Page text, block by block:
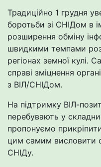
Традиційно 1 грудня
боротьби зі СНІДом в
розширення обміну
швидкими темпами
регіонах земної кулі.
справі зміцнення
з ВІЛ/СНІДом.
На підтримку ВІЛ-
перебувають у
пропонуємо
цим самим висловити
СНІДу.